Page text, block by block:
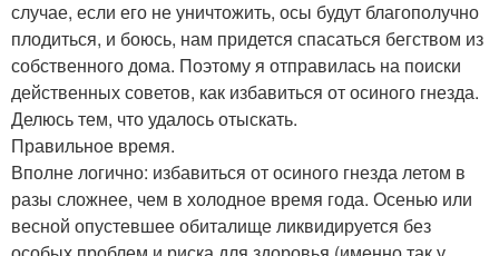
случае, если его не уничтожить, осы будут благополучно
плодиться, и боюсь, нам придется спасаться бегством из
собственного дома. Поэтому я отправилась на поиски
действенных советов, как избавиться от осиного гнезда.
Делюсь тем, что удалось отыскать.
Правильное время.
Вполне логично: избавиться от осиного гнезда летом в
разы сложнее, чем в холодное время года. Осенью или
весной опустевшее обиталище ликвидируется без